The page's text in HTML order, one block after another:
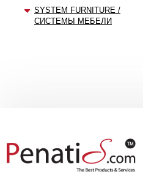
SYSTEM FURNITURE /
СИСТЕМЫ МЕБЕЛИ